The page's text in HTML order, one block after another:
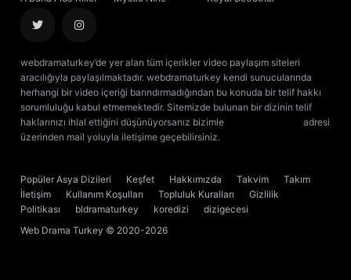
webdramaturkey’de yer alan tüm içerikler video paylaşım siteleri
aracılığıyla paylaşılmaktadır. webdramaturkey kendi sunucularında
herhangi bir video içeriği barındırmadığından bu konuda bir telif hakkı
sorumluluğu kabul etmemektedir. Sitemizde bulunan bir dizinin telif
haklarınızı ihlal ettiğini düşünüyorsanız bizimle
adresi
üzerinden mail yoluyla iletişime geçebilirsiniz.
Popüler Asya Dizileri Keşfet Hakkımızda Takvim
Takım
İletişim
Kullanım Koşulları Topluluk Kuralları
Gizlilik
Politikası
bldramaturkey koredizi
dizigecesi
Web Drama Turkey © 2020-2026